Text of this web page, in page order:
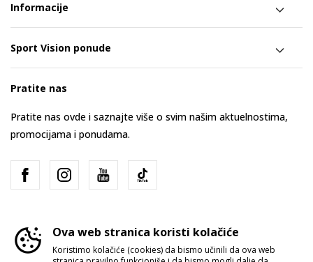
Informacije
Sport Vision ponude
Pratite nas
Pratite nas ovde i saznajte više o svim našim aktuelnostima,
promocijama i ponudama.
Ova web stranica koristi kolačiće
Koristimo kolačiće (cookies) da bismo učinili da ova web